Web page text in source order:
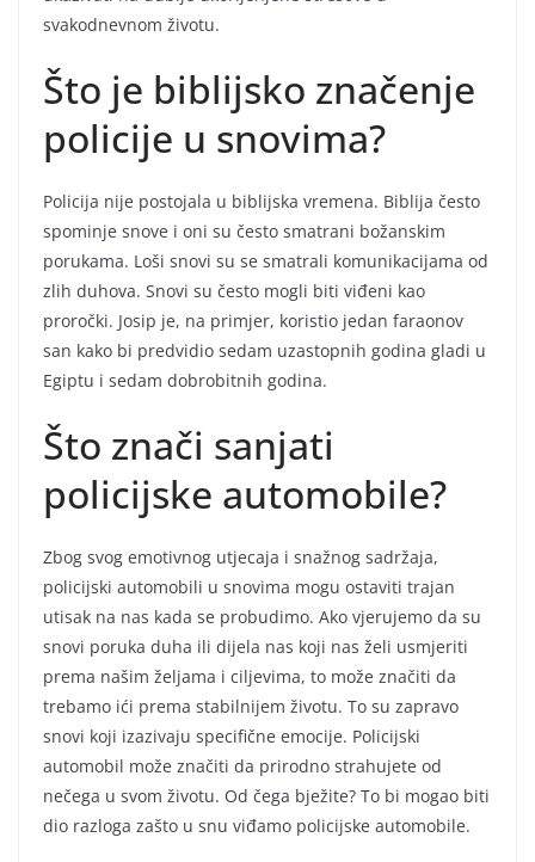
svakodnevnom životu.
Što je biblijsko značenje
policije u snovima?
Policija nije postojala u biblijska vremena. Biblija često
spominje snove i oni su često smatrani božanskim
porukama. Loši snovi su se smatrali komunikacijama od
zlih duhova. Snovi su često mogli biti viđeni kao
proročki. Josip je, na primjer, koristio jedan faraonov
san kako bi predvidio sedam uzastopnih godina gladi u
Egiptu i sedam dobrobitnih godina.
Što znači sanjati
policijske automobile?
Zbog svog emotivnog utjecaja i snažnog sadržaja,
policijski automobili u snovima mogu ostaviti trajan
utisak na nas kada se probudimo. Ako vjerujemo da su
snovi poruka duha ili dijela nas koji nas želi usmjeriti
prema našim željama i ciljevima, to može značiti da
trebamo ići prema stabilnijem životu. To su zapravo
snovi koji izazivaju specifične emocije. Policijski
automobil može značiti da prirodno strahujete od
nečega u svom životu. Od čega bježite? To bi mogao biti
dio razloga zašto u snu viđamo policijske automobile.